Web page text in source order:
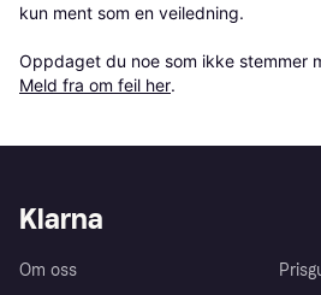
kun ment som en veiledning.
Oppdaget du noe som ikke stemmer
Meld fra om feil her.
Klarna
Om oss